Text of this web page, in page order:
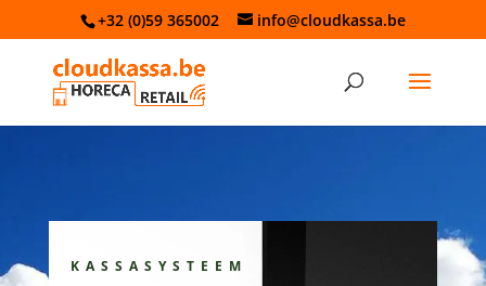
+32 (0)59 365002 info@cloudkassa.be
KASSASYSTEEM